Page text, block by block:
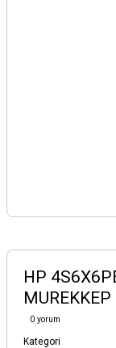
HP
MUREKKEP
0 yorum
Kategori